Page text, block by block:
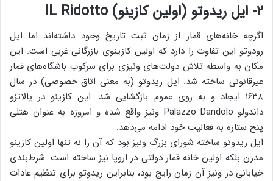
۲- ایل ریدوتو (اولین کازینو) IL Ridotto
اگرچه خانه‌های قمار از زمان ثبت تاریخ وجود داشته‌اند اما ایل
رودوتو این تفاوت را دارد که اولین کازینوی بازرگانی غربی است. این
مکان به واسطه تلاش دولت‌های ونیزی برای سرکوب باشگاه‌های قمار
غیرقانونی ساخته شد. ایل ریدوتو (به معنی اتاق خصوصی) در سال
۱۶۳۸ ایجاد و به روی عموم بازگشایی شد. این کازینو در پالاتزو
داندولو Palazzo Dandolo ونیز واقع شده و امروزه به عنوان هتلی
پنج ستاره به فعالیت خود ادامه می‌دهد.
ایل ریدوتو ساخته شورای بزرگ ونیز بود که آن را نه تنها اولین کازینو
مدرن بلکه اولین خانه قمار دولتی در اروپا نیز ساخته است. شرط‌بندی
خیابانی در ونیز آن زمان رایج بود، بنابراین ریدوتو برای تنظیم عادات